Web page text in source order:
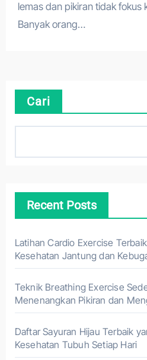
lemas dan pikiran tidak fokus
Banyak orang…
Cari
Recent Posts
Latihan Cardio Exercise
Kesehatan Jantung dan
Teknik Breathing Exercise
Menenangkan Pikiran dan
Daftar Sayuran Hijau Terbaik
Kesehatan Tubuh Setiap Hari